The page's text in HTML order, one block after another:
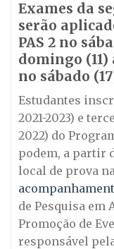
Exames da
serão
PAS 2 no
domingo (11)
no sábado
Estudantes
2021-2023) e
2022) do
podem, a partir
local de prova na
de Pesquisa em
Promoção de
responsável